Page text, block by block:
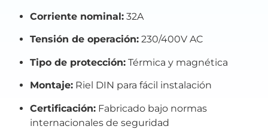
Corriente nominal: 32A
Tensión de operación: 230/400V AC
Tipo de protección: Térmica y magnética
Montaje: Riel DIN para fácil instalación
Certificación: Fabricado bajo normas
internacionales de seguridad